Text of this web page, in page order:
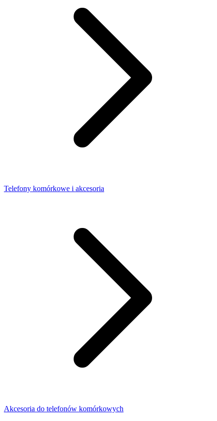
Telefony komórkowe i akcesoria
Akcesoria do telefonów komórkowych